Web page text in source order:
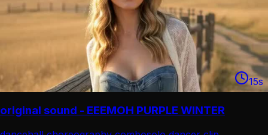
15s
original sound - EEEMOH PURPLE WINTER